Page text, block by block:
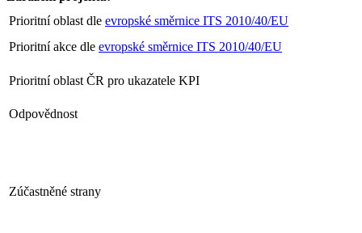
Prioritní oblast dle evropské směrnice ITS 2010/40/EU
Prioritní akce dle evropské směrnice ITS 2010/40/EU
Prioritní oblast ČR pro ukazatele KPI
Odpovědnost
Zúčastněné strany